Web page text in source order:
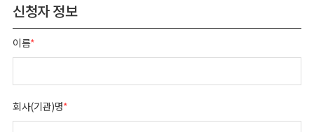
신청자 정보
이름*
회사(기관)명*